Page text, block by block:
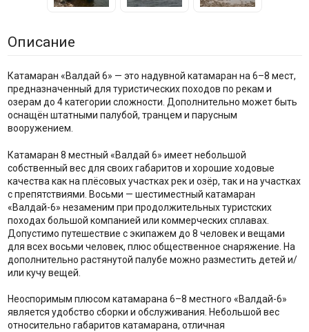
Описание
Катамаран «Валдай 6» — это надувной катамаран на 6–8 мест,
предназначенный для туристических походов по рекам и
озерам до 4 категории сложности. Дополнительно может быть
оснащён штатными палубой, транцем и парусным
вооружением.
Катамаран 8 местный «Валдай 6» имеет небольшой
собственный вес для своих габаритов и хорошие ходовые
качества как на плёсовых участках рек и озёр, так и на участках
с препятствиями. Восьми — шестиместный катамаран
«Валдай-6» незаменим при продолжительных туристских
походах большой компанией или коммерческих сплавах.
Допустимо путешествие с экипажем до 8 человек и вещами
для всех восьми человек, плюс общественное снаряжение. На
дополнительно растянутой палубе можно разместить детей и/
или кучу вещей.
Неоспоримым плюсом катамарана 6–8 местного «Валдай-6»
является удобство сборки и обслуживания. Небольшой вес
относительно габаритов катамарана, отличная